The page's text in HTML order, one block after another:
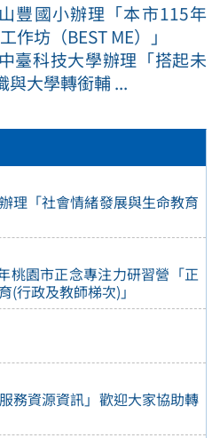
理「社會情緒發展與生命教育
桃園市正念專注力研習營「正
(行政及教師梯次)」
務資源資訊」歡迎大家協助轉
山豐國小辦理「本市115年
作坊（BEST ME）」
中臺科技大學辦理「搭起未
與大學轉銜輔 ...